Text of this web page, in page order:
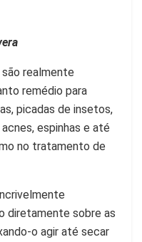
realmente
remédio para
picadas de insetos,
espinhas e até
no tratamento de
diretamente sobre as
o agir até secar